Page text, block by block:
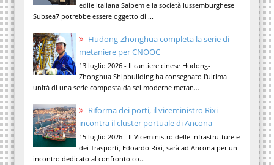
edile italiana Saipem e la società lussemburghese
Subsea7 potrebbe essere oggetto di ...
Hudong-Zhonghua completa la serie di
metaniere per CNOOC
13 luglio 2026 - Il cantiere cinese Hudong-
Zhonghua Shipbuilding ha consegnato l'ultima
unità di una serie composta da sei moderne metan...
Riforma dei porti, il viceministro Rixi
incontra il cluster portuale di Ancona
15 luglio 2026 - Il Viceministro delle Infrastrutture e
dei Trasporti, Edoardo Rixi, sarà ad Ancona per un
incontro dedicato al confronto co...